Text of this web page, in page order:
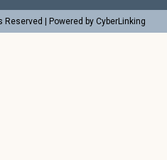
| Powered by CyberLinking